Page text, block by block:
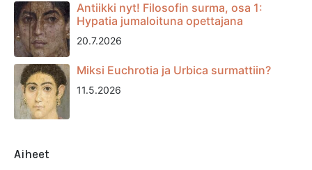
Antiikki nyt! Filosofin surma, osa 1:
Hypatia jumaloituna opettajana
20.7.2026
Miksi Euchrotia ja Urbica surmattiin?
11.5.2026
Aiheet